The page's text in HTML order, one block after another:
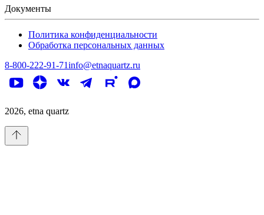
Документы
Политика конфиденциальности
Обработка персональных данных
8-800-222-91-71info@etnaquartz.ru
2026, etna quartz